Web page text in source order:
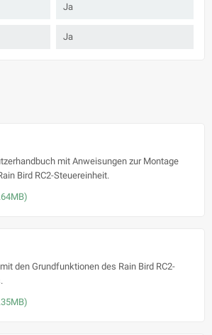
Ja
Ja
mit Anweisungen zur Montage
Bird RC2-Steuereinheit.
den Grundfunktionen des Rain Bird RC2-